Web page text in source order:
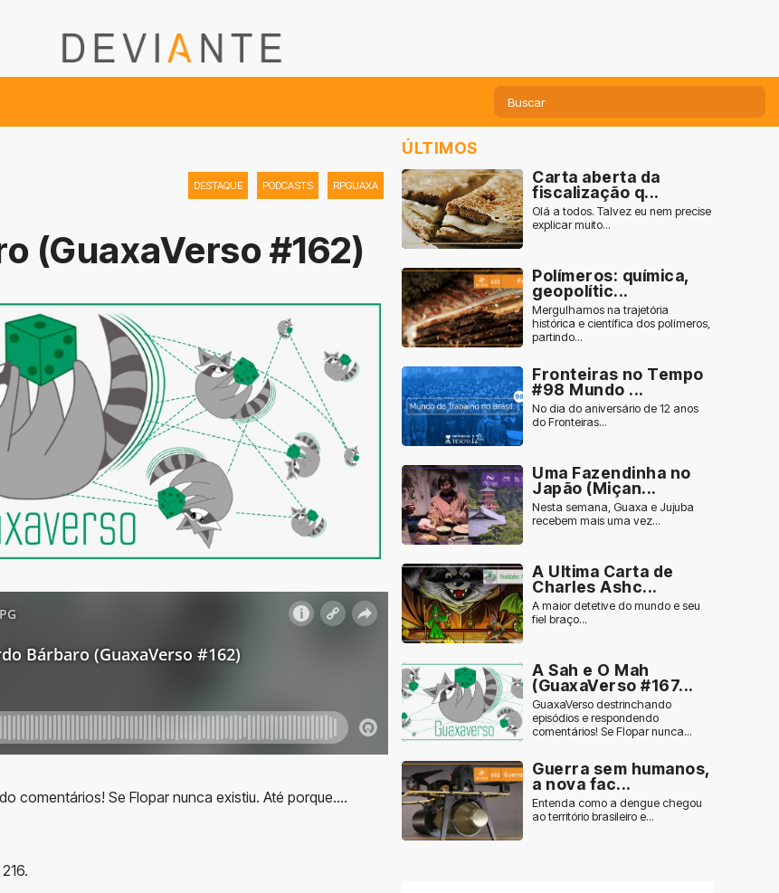
DESTAQUE PODCASTS RPGUAXA
(GuaxaVerso #162)
comentários! Se Flopar nunca existiu. Até porque….
ÚLTIMOS
Carta aberta da
fiscalização q...
Olá a todos. Talvez eu nem precise
explicar muito...
Polímeros: química,
geopolític...
Mergulhamos na trajetória
histórica e científica dos polímeros,
partindo...
Fronteiras no Tempo
#98 Mundo ...
No dia do aniversário de 12 anos
do Fronteiras...
Uma Fazendinha no
Japão (Miçan...
Nesta semana, Guaxa e Jujuba
recebem mais uma vez...
A Ultima Carta de
Charles Ashc...
A maior detetive do mundo e seu
fiel braço...
A Sah e O Mah
(GuaxaVerso #167...
GuaxaVerso destrinchando
episódios e respondendo
comentários! Se Flopar nunca...
Guerra sem humanos,
a nova fac...
Entenda como a dengue chegou
ao território brasileiro e...